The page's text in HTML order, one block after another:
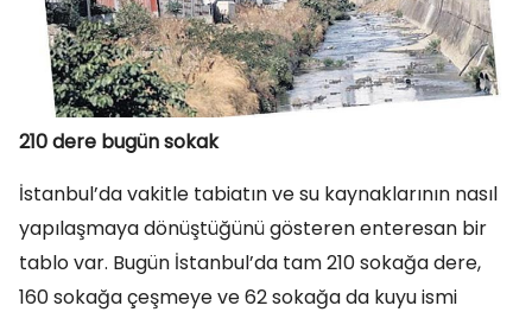
210 dere bugün sokak
İstanbul’da vakitle tabiatın ve su kaynaklarının nasıl
yapılaşmaya dönüştüğünü gösteren enteresan bir
tablo var. Bugün İstanbul’da tam 210 sokağa dere,
160 sokağa çeşmeye ve 62 sokağa da kuyu ismi